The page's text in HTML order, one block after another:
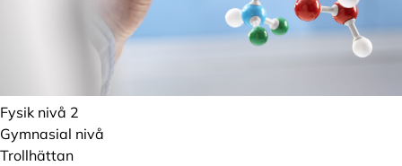
Fysik nivå 2
Gymnasial nivå
Trollhättan